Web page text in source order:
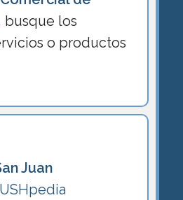
busque los
o productos
Juan
USHpedia